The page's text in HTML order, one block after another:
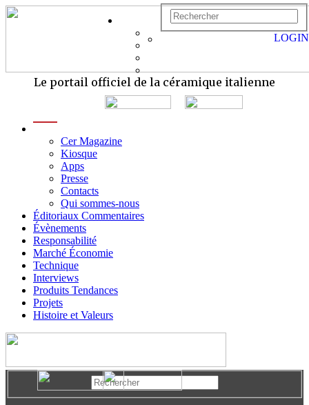
Le portail officiel de la céramique italienne
Cer Magazine
Kiosque
Apps
Presse
Contacts
Qui sommes-nous
Éditoriaux Commentaires
Évènements
Responsabilité
Marché Économie
Technique
Interviews
Produits Tendances
Projets
Histoire et Valeurs
LOGIN